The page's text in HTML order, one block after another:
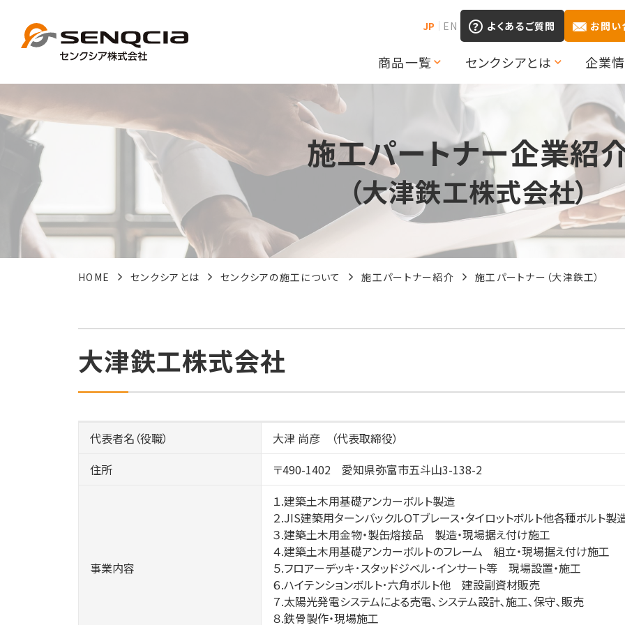
JP EN よくあるご質問 お問い
商品一覧 センクシアとは 企業
HOME センクシアとは センクシアの施工について 施工パートナー紹介 施工パートナー（大津鉄工）
施工パートナー企業紹
（大津鉄工株式会社）
大津鉄工株式会社
代表者名（役職）
大津 尚彦 （代表取締役）
住所
〒490-1402 愛知県弥富市五斗山3-138-2
事業内容
１.建築土木用基礎アンカーボルト製造
２.JIS建築用ターンバックルOTブレース・タイロットボルト他各種ボルト製
３.建築土木用金物・製缶熔接品 製造・現場据え付け施工
４.建築土木用基礎アンカーボルトのフレーム 組立・現場据え付け施工
５.フロアーデッキ･スタッドジベル･インサート等 現場設置・施工
６.ハイテンションボルト･六角ボルト他 建設副資材販売
７.太陽光発電システムによる売電､システム設計､施工､保守､販売
８.鉄骨製作・現場施工